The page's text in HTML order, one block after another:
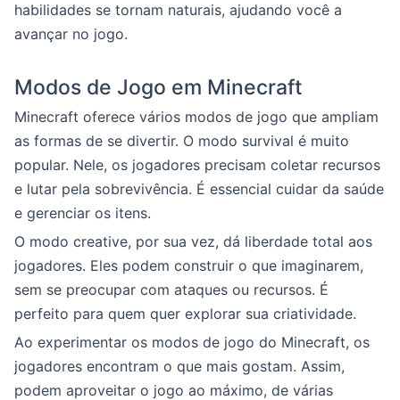
habilidades se tornam naturais, ajudando você a
avançar no jogo.
Modos de Jogo em Minecraft
Minecraft oferece vários modos de jogo que ampliam
as formas de se divertir. O modo survival é muito
popular. Nele, os jogadores precisam coletar recursos
e lutar pela sobrevivência. É essencial cuidar da saúde
e gerenciar os itens.
O modo creative, por sua vez, dá liberdade total aos
jogadores. Eles podem construir o que imaginarem,
sem se preocupar com ataques ou recursos. É
perfeito para quem quer explorar sua criatividade.
Ao experimentar os modos de jogo do Minecraft, os
jogadores encontram o que mais gostam. Assim,
podem aproveitar o jogo ao máximo, de várias